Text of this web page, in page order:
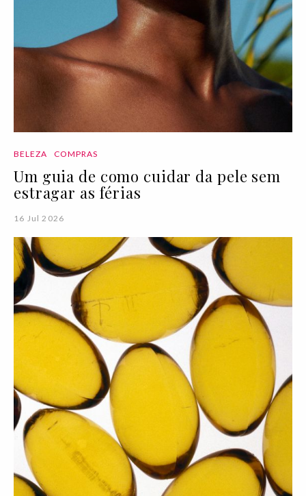
BELEZA COMPRAS
Um guia de como cuidar da pele sem
estragar as férias
16 Jul 2026